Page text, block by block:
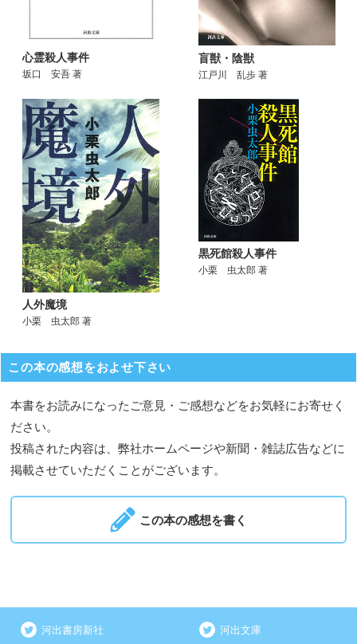
心霊殺人事件
坂口 安吾 著
盲獣・陰獣
江戸川 乱歩 著
人外魔境
小栗 虫太郎 著
黒死館殺人事件
小栗 虫太郎 著
この本の感想をおよせ下さい
本書をお読みになったご意見・ご感想などをお気軽にお寄せく
ださい。
投稿された内容は、弊社ホームページや新聞・雑誌広告などに
掲載させていただくことがございます。
この本の感想を書く
河出書房新社 河出文庫